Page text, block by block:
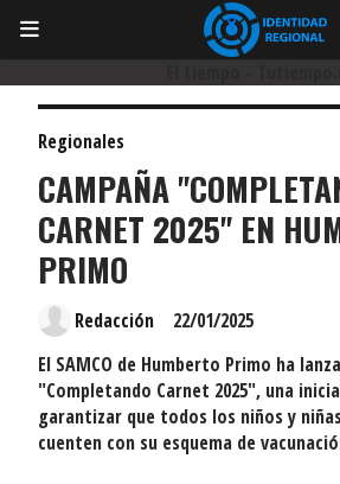
CAMPAÑA
CARNET 2025" EN
PRIMO
El SAMCO de Humberto Primo ha
"Completando Carnet 2025", una
garantizar que todos los niños y
cuenten con su esquema de
Regionales
22/01/2025
Redacción